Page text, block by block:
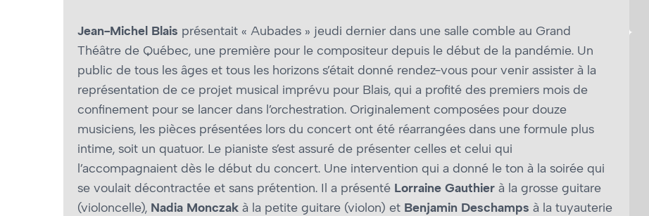
Jean-Michel Blais présentait « Aubades » jeudi dernier dans une salle comble au Grand
Théâtre de Québec, une première pour le compositeur depuis le début de la pandémie. Un
public de tous les âges et tous les horizons s’était donné rendez-vous pour venir assister à la
représentation de ce projet musical imprévu pour Blais, qui a profité des premiers mois de
confinement pour se lancer dans l’orchestration. Originalement composées pour douze
musiciens, les pièces présentées lors du concert ont été réarrangées dans une formule plus
intime, soit un quatuor. Le pianiste s’est assuré de présenter celles et celui qui
l’accompagnaient dès le début du concert. Une intervention qui a donné le ton à la soirée qui
se voulait décontractée et sans prétention. Il a présenté Lorraine Gauthier à la grosse guitare
(violoncelle), Nadia Monczak à la petite guitare (violon) et Benjamin Deschamps à la tuyauterie